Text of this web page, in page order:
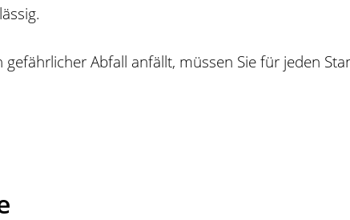
Abfall anfällt, müssen Sie für jeden